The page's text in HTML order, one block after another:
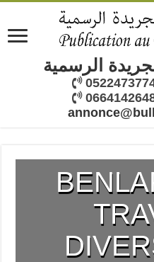
الرسمية